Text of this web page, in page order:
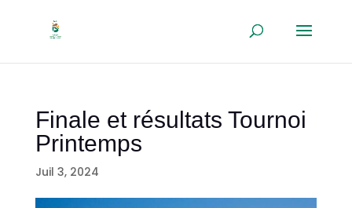
Finale et résultats Tournoi
Printemps
Juil 3, 2024